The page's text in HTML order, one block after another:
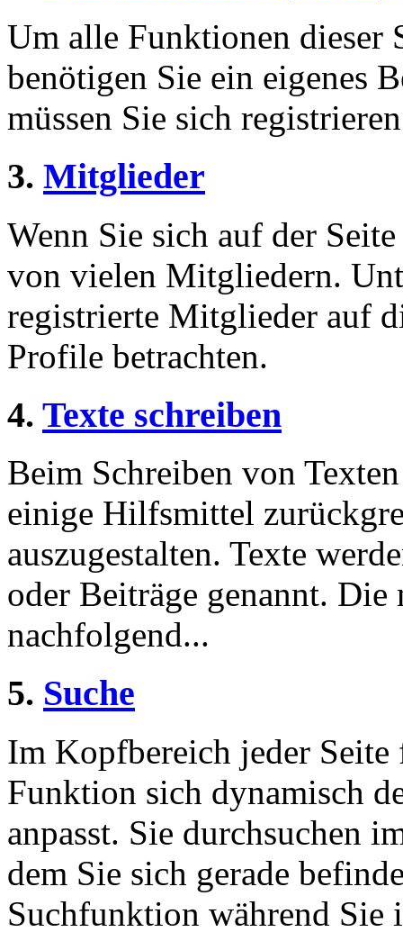
Um alle Funktionen dieser
benötigen Sie ein eigenes
müssen Sie sich
3. Mitglieder
Wenn Sie sich auf der
von vielen Mitgliedern.
registrierte Mitglieder auf
Profile betrachten.
4. Texte schreiben
Beim Schreiben von
einige Hilfsmittel
auszugestalten. Texte
oder Beiträge genannt.
nachfolgend...
5. Suche
Im Kopfbereich jeder Seite
Funktion sich dynamisch
anpasst. Sie durchsuchen
dem Sie sich gerade
Suchfunktion während Sie